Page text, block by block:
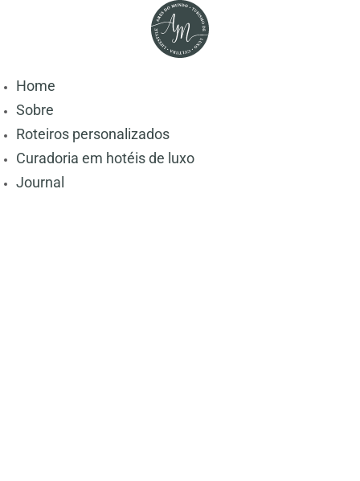
Home
Sobre
Roteiros personalizados
Curadoria em hotéis de luxo
Journal